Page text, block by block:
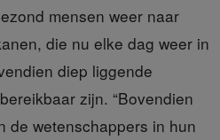
mensen weer naar
die nu elke dag weer in
diep liggende
zijn. “Bovendien
de wetenschappers in hun